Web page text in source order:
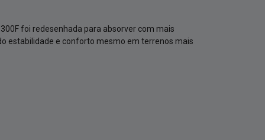
foi redesenhada para absorver com mais
estabilidade e conforto mesmo em terrenos mais